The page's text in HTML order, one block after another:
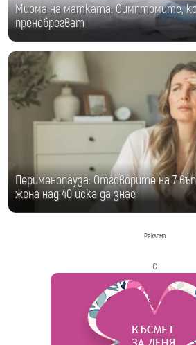
Миома на матката: Симптомите,
пренебрегват
Перименопауза: Отговорите на 7
жена над 40 иска да знае
Реклама
с